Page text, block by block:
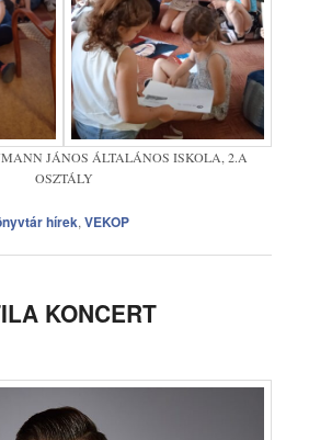
JÁNOS ÁLTALÁNOS ISKOLA, 2.A
OSZTÁLY
hírek,VEKOP
KONCERT